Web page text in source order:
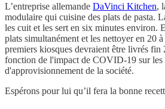
L’entreprise allemande DaVinci Kitchen,
modulaire qui cuisine des plats de pasta.
les cuit et les sert en six minutes environ.
plats simultanément et les nettoyer en 20
premiers kiosques devraient être livrés fin
fonction de l'impact de COVID-19 sur les
d'approvisionnement de la société.
Espérons pour lui qu’il fera la bonne